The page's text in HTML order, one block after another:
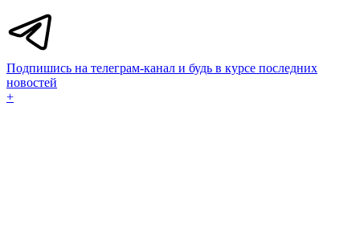
Подпишись на телеграм-канал и будь в курсе последних
новостей
+